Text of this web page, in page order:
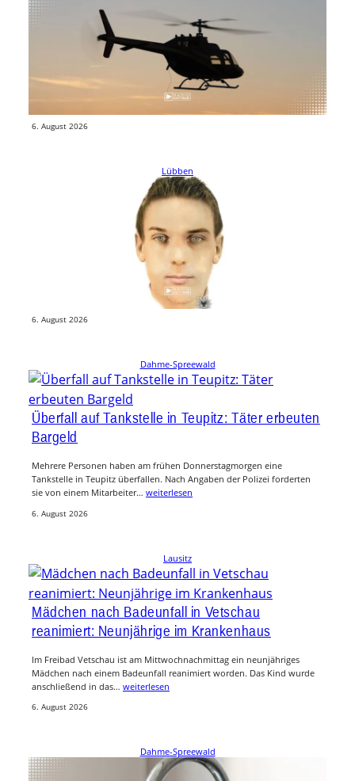
Fahrradunfall in Sedlitz: Siebenjähriges Kind
nach Sturz mit Rettungshubschrauber in Klinik
Ein siebenjähriges Kind ist bei einem Fahrradunfall in Sedlitz (Landkreis
Oberspreewald-Lausitz) verletzt worden. Das Kind musste
anschließend mit einem Rettungshubschrauber…
6. August 2026
Lübben
Öffentlichkeitsfahndung in Lübben: Polizei sucht
Tatverdächtigen nach Sexualdelikt
Nach einem mutmaßlichen Sexualdelikt in Lübben fahndet die Polizei
jetzt öffentlich nach einem bislang unbekannten Mann. Grundlage der
6. August 2026
Dahme-Spreewald
Überfall auf Tankstelle in Teupitz: Täter erbeuten
Bargeld
Mehrere Personen haben am frühen Donnerstagmorgen eine
Tankstelle in Teupitz überfallen. Nach Angaben der Polizei forderten
sie von einem Mitarbeiter… weiterlesen
6. August 2026
Lausitz
Mädchen nach Badeunfall in Vetschau
reanimiert: Neunjährige im Krankenhaus
Im Freibad Vetschau ist am Mittwochnachmittag ein neunjähriges
Mädchen nach einem Badeunfall reanimiert worden. Das Kind wurde
anschließend in das… weiterlesen
6. August 2026
Dahme-Spreewald